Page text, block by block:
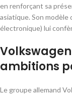
en renforçant sa
asiatique. Son
électronique) lui
ambitions
Le groupe allemand